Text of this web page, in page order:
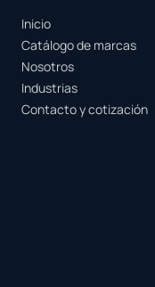
Inicio
Catálogo de marcas
Nosotros
Industrias
Contacto y cotización